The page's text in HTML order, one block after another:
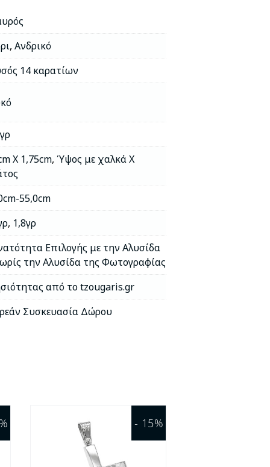
, Ανδρικό
14 καρατίων
X 1,75cm, Ύψος με χαλκά Χ
55,0cm
, 1,8γρ
Επιλογής με την Αλυσίδα
την Αλυσίδα της Φωτογραφίας
από το tzougaris.gr
Συσκευασία Δώρου
- 15%